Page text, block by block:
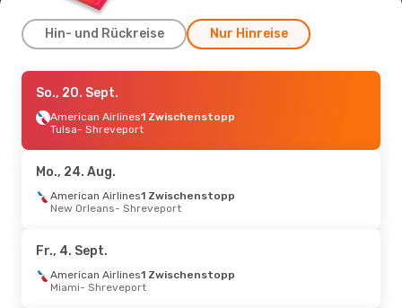
Hin- und Rückreise Nur Hinreise
Do., 27. Aug.- Mo., 31. Aug.
American Airlines
1 Zwischenstopp
American Airlines
1 Zwischenstopp
Shreveport- Houston
American Airlines
1 Zwischenstopp
Lexington - Shreveport
American Airlines
1 Zwischenstopp
So., 20. Sept.
American Airlines1 Zwischenstopp
Tulsa- Shreveport
Mo., 24. Aug.
American Airlines1 Zwischenstopp
New Orleans- Shreveport
Fr., 4. Sept.
American Airlines1 Zwischenstopp
Miami- Shreveport